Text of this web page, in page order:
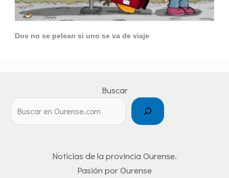
Dos no se pelean si uno se va de viaje
Buscar
Noticias de la provincia Ourense.
Pasión por Ourense